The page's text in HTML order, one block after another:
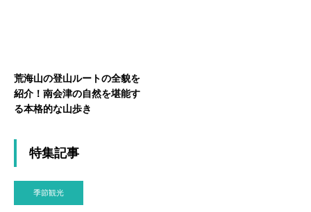
荒海山の登山ルートの全貌を
紹介！南会津の自然を堪能す
る本格的な山歩き
特集記事
季節観光